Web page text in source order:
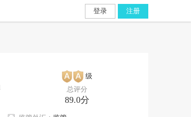
登录 注册
级
总评分
89.0分